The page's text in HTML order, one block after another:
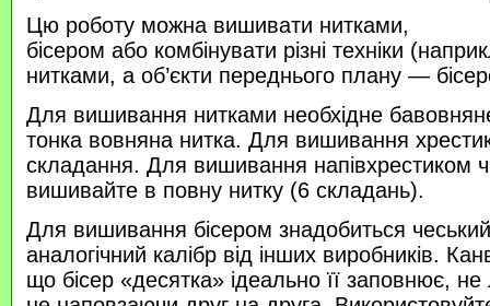
Цю роботу можна вишивати нитками,
бісером або комбінувати різні техніки
нитками, а об’єкти переднього плану —
Для вишивання нитками необхідне
тонка вовняна нитка. Для вишивання
складання. Для вишивання напівхрестиком
вишивайте в повну нитку (6 складань).
Для вишивання бісером знадобиться
аналогічний калібр від інших виробників.
що бісер «десятка» ідеально її заповнює,